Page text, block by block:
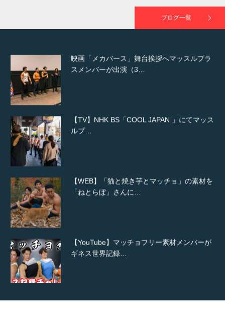
ブログ一覧
映画「メカバース」舞台挨拶へマッスルプラ
スメンバーが出演（3…
【TV】NHK BS「COOL JAPAN 」にてマッス
ルプ…
【WEB】「猫と焼き芋とマッチョ」の素材を
「ねとらぼ」さんに…
【YouTube】マッチョフリー素材メンバーが
ギネス世界記録…